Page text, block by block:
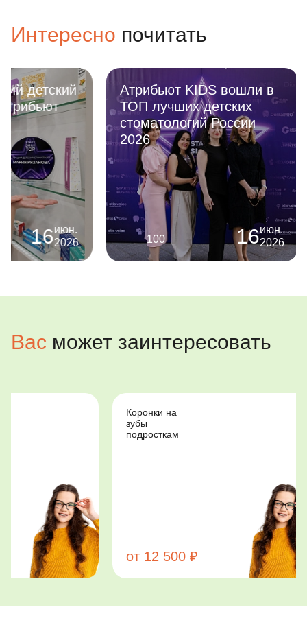
новых
Интересно почитать
Атрибьют KIDS вошли в
ТОП лучших детских
стоматологий России
2026
100 16июн.
2026
Можно ли
зубы при
насморке?
родителей
652
Вас может заинтересовать
от 12 500 ₽